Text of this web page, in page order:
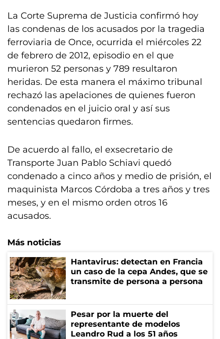
La Corte Suprema de Justicia confirmó hoy
las condenas de los acusados por la tragedia
ferroviaria de Once, ocurrida el miércoles 22
de febrero de 2012, episodio en el que
murieron 52 personas y 789 resultaron
heridas. De esta manera el máximo tribunal
rechazó las apelaciones de quienes fueron
condenados en el juicio oral y así sus
sentencias quedaron firmes.
De acuerdo al fallo, el exsecretario de
Transporte Juan Pablo Schiavi quedó
condenado a cinco años y medio de prisión, el
maquinista Marcos Córdoba a tres años y tres
meses, y en el mismo orden otros 16
acusados.
Más noticias
Hantavirus: detectan en Francia
un caso de la cepa Andes, que se
transmite de persona a persona
Pesar por la muerte del
representante de modelos
Leandro Rud a los 51 años